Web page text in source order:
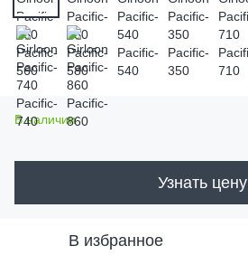
В наличии
Узнать цену
В избранное